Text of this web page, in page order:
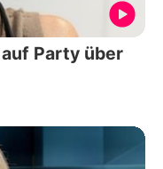
Party über